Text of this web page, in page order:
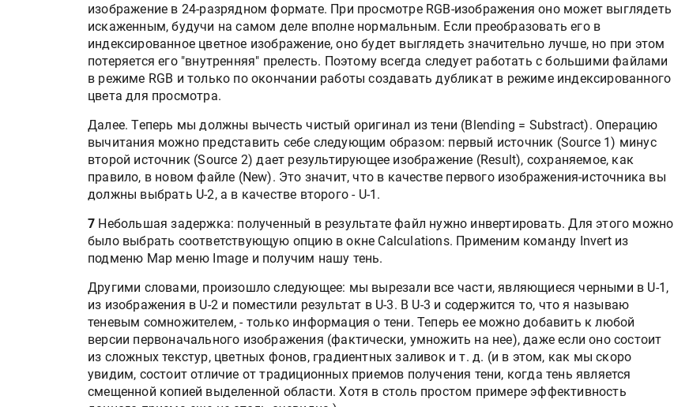
изображение в 24-разрядном формате. При просмотре RGB-изображения оно может выглядеть
искаженным, будучи на самом деле вполне нормальным. Если преобразовать его в
индексированное цветное изображение, оно будет выглядеть значительно лучше, но при этом
потеряется его "внутренняя" прелесть. Поэтому всегда следует работать с большими файлами
в режиме RGB и только по окончании работы создавать дубликат в режиме индексированного
цвета для просмотра.
Далее. Теперь мы должны вычесть чистый оригинал из тени (Blending = Substract). Операцию
вычитания можно представить себе следующим образом: первый источник (Source 1) минус
второй источник (Source 2) дает результирующее изображение (Result), сохраняемое, как
правило, в новом файле (New). Это значит, что в качестве первого изображения-источника вы
должны выбрать U-2, а в качестве второго - U-1.
7 Небольшая задержка: полученный в результате файл нужно инвертировать. Для этого можно
было выбрать соответствующую опцию в окне Calculations. Применим команду Invert из
подменю Map меню Image и получим нашу тень.
Другими словами, произошло следующее: мы вырезали все части, являющиеся черными в U-1,
из изображения в U-2 и поместили результат в U-3. В U-3 и содержится то, что я называю
теневым сомножителем, - только информация о тени. Теперь ее можно добавить к любой
версии первоначального изображения (фактически, умножить на нее), даже если оно состоит
из сложных текстур, цветных фонов, градиентных заливок и т. д. (и в этом, как мы скоро
увидим, состоит отличие от традиционных приемов получения тени, когда тень является
смещенной копией выделенной области. Хотя в столь простом примере эффективность